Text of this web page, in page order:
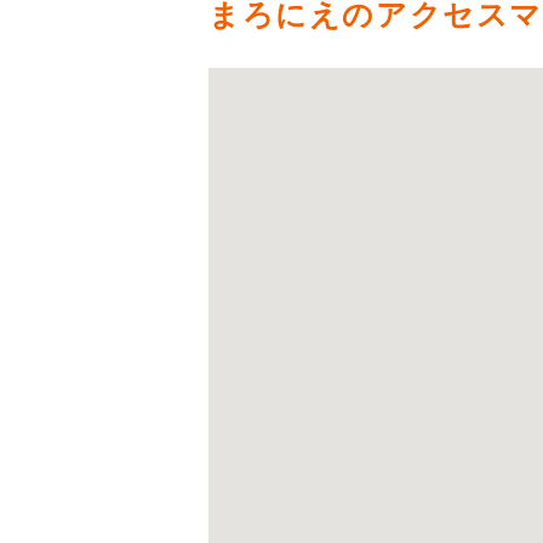
まろにえのアクセス